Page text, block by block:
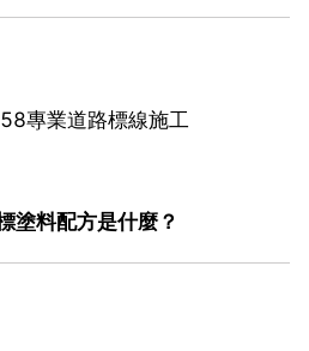
專業道路標線施工
塗料配方是什麼？